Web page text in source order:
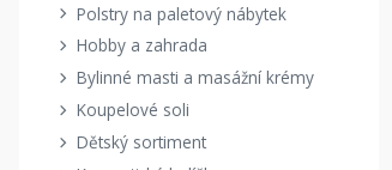
Polstry na paletový nábytek
Hobby a zahrada
Bylinné masti a masážní krémy
Koupelové soli
Dětský sortiment